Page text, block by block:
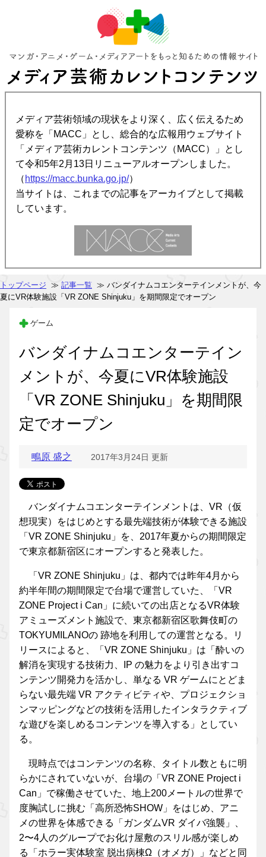
メディア芸術領域の現状をより深く、広く伝えるため
愛称を「MACC」とし、総合的な広報用ウェブサイト
「メディア芸術カレントコンテンツ（MACC）」とし
て令和5年2月13日リニューアルオープンしました。
（ https://macc.bunka.go.jp/）
当サイトは、これまでの記事をアーカイブとして掲載
しています。
トップページ ≫ 記事一覧 ≫ バンダイナムコエンターテインメントが、今
夏にVR体験施設「VR ZONE Shinjuku」を期間限定でオープン
ゲーム
バンダイナムコエンターテイン
メントが、今夏にVR体験施設
「VR ZONE Shinjuku」を期間限
定でオープン
鴫原 盛之 2017年3月24日 更新
バンダイナムコエンターテインメントは、VR（仮
想現実）をはじめとする最先端技術が体験できる施設
「VR ZONE Shinjuku」を、2017年夏からの期間限定
で東京都新宿区にオープンすると発表した。
「VR ZONE Shinjuku」は、都内では昨年4月から
約半年間の期間限定で台場で運営していた、「VR
ZONE Project i Can」に続いての出店となるVR体験
アミューズメント施設で、東京都新宿区歌舞伎町の
TOKYUMILANOの 跡地を利用しての運営となる。リ
リースによると、「VR ZONE Shinjuku」は「酔いの
解消を実現する技術力、IP の魅力をより引き出すコ
ンテンツ開発力を活かし、単なる VR ゲームにとどま
らない最先端 VR アクティビティや、プロジェクショ
ンマッピングなどの技術を活用したインタラクティブ
な遊びを楽しめるコンテンツを導入する」としてい
る。
現時点ではコンテンツの名称、タイトル数ともに明
らかにされていないが、台場の「VR ZONE Project i
Can」で稼働させていた、地上200メートルの世界で
度胸試しに挑む「高所恐怖SHOW」をはじめ、アニ
メの世界を体感できる「ガンダムVR ダイバ強襲」、
2〜4人のグループでお化け屋敷のスリル感が楽しめ
る「ホラー実体験室 脱出病棟Ω（オメガ）」などと同